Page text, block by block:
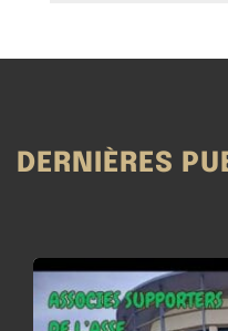
DERNIÈRES